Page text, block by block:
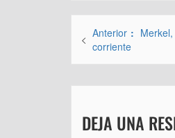
Navegación
de
entradas
Anterior
Entrada
corriente
DEJA UNA